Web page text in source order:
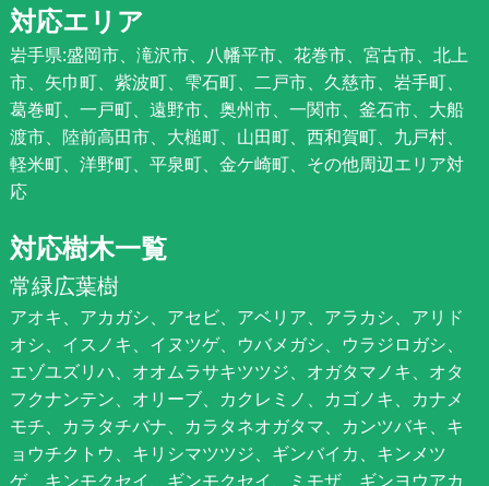
対応エリア
岩手県:盛岡市、滝沢市、八幡平市、花巻市、宮古市、北上
市、矢巾町、紫波町、雫石町、二戸市、久慈市、岩手町、
葛巻町、一戸町、遠野市、奥州市、一関市、釜石市、大船
渡市、陸前高田市、大槌町、山田町、西和賀町、九戸村、
軽米町、洋野町、平泉町、金ケ崎町、その他周辺エリア対
応
対応樹木一覧
常緑広葉樹
アオキ、アカガシ、アセビ、アベリア、アラカシ、アリド
オシ、イスノキ、イヌツゲ、ウバメガシ、ウラジロガシ、
エゾユズリハ、オオムラサキツツジ、オガタマノキ、オタ
フクナンテン、オリーブ、カクレミノ、カゴノキ、カナメ
モチ、カラタチバナ、カラタネオガタマ、カンツバキ、キ
ョウチクトウ、キリシマツツジ、ギンバイカ、キンメツ
ゲ、キンモクセイ、ギンモクセイ、ミモザ、ギンヨウアカ